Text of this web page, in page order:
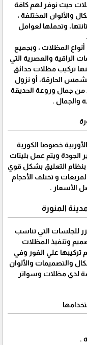
حيث نوفر لهم كافة
والألوان المختلفة ،
وتحملها لعوامل
المظلات ، وبجميع
الراقية والعصرية التي
تركيب مظلات حدائق
الحارقة، أو نزول
من جمال وروعة الحديقة
والجمال .
خصوصا الكورية
الجودة ويتم عمل بليتات
بنظام التعليق بشكل قوي
و تختلف الأحجام
الأسعار .
المنورة
للجلسات التي تناسب
وتنفيذ المظلات
علي الفور وفي
والتصميمات والألوان
لدي مظلات وسواتر
.